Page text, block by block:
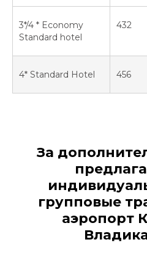
3*/4 * Economy
Standard hotel
432
4* Standard Hotel 456
За
групповые
аэропорт